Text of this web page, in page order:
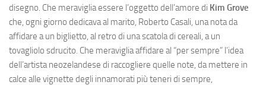
disegno. Che meraviglia essere l’oggetto dell’amore di Kim Grove
che, ogni giorno dedicava al marito, Roberto Casali, una nota da
affidare a un biglietto, al retro di una scatola di cereali, a un
tovagliolo sdrucito. Che meraviglia affidare al “per sempre” l’idea
dell’artista neozelandese di raccogliere quelle note, da mettere in
calce alle vignette degli innamorati più teneri di sempre,